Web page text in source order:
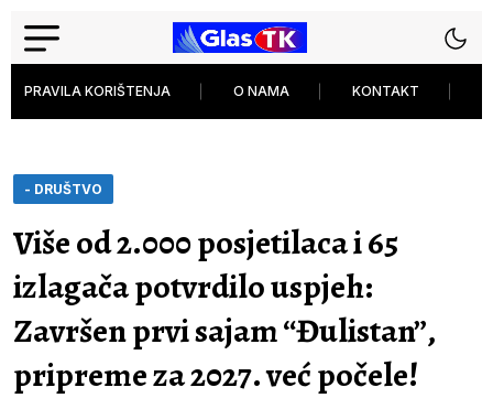
PRAVILA KORIŠTENJA O NAMA KONTAKT
- DRUŠTVO
Više od 2.000 posjetilaca i 65
izlagača potvrdilo uspjeh:
Završen prvi sajam “Đulistan”,
pripreme za 2027. već počele!